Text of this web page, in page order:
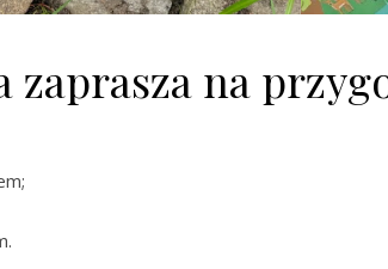
zaprasza na